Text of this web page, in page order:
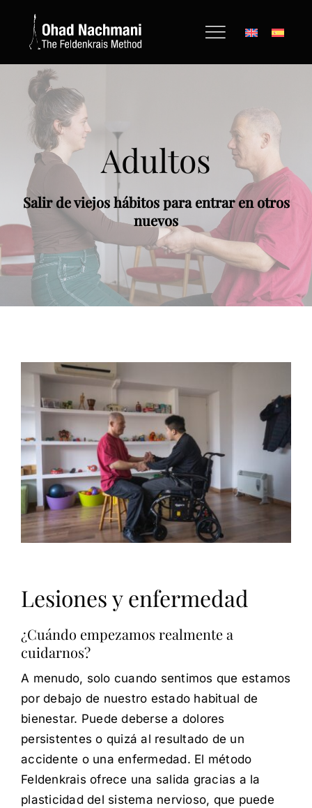
contenido
Adultos
Salir de viejos hábitos para entrar en otros
nuevos
Lesiones y enfermedad
¿Cuándo empezamos realmente a
cuidarnos?
A menudo, solo cuando sentimos que estamos
por debajo de nuestro estado habitual de
bienestar. Puede deberse a dolores
persistentes o quizá al resultado de un
accidente o una enfermedad. El método
Feldenkrais ofrece una salida gracias a la
plasticidad del sistema nervioso, que puede